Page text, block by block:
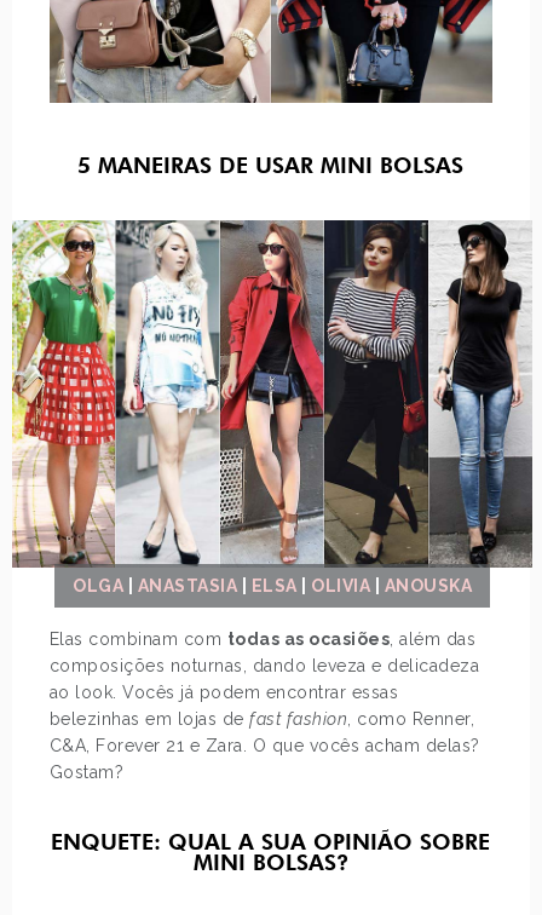
5 MANEIRAS DE USAR MINI BOLSAS
OLGA ANASTASIA ELSA OLIVIA ANOUSKA
Elas combinam com todas as ocasiões , além das
composições noturnas, dando leveza e delicadeza
ao look. Vocês já podem encontrar essas
belezinhas em lojas defast fashion , como Renner,
C&A, Forever 21 e Zara. O que vocês acham delas?
Gostam?
ENQUETE: QUAL A SUA OPINIÃO SOBRE
MINI BOLSAS?